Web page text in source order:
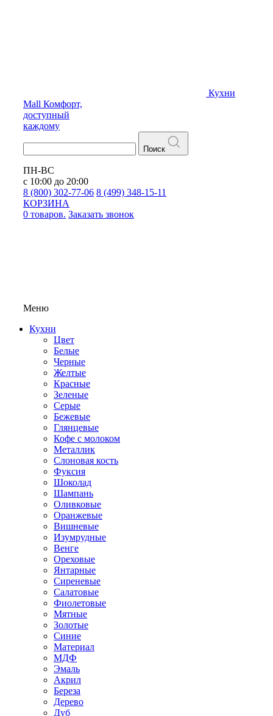
Кухни
Mall Комфорт,
доступный
каждому
Поиск
ПН-ВС
с 10:00 до 20:00
8 (800) 302-77-06 8 (499) 348-15-11
КОРЗИНА
0 товаров. Заказать звонок
Меню
Кухни
Цвет
Белые
Черные
Желтые
Красные
Зеленые
Серые
Бежевые
Глянцевые
Кофе с молоком
Металлик
Слоновая кость
Фуксия
Шоколад
Шампань
Оливковые
Оранжевые
Вишневые
Изумрудные
Венге
Ореховые
Янтарные
Сиреневые
Салатовые
Фиолетовые
Мятные
Золотые
Синие
Материал
МДФ
Эмаль
Акрил
Береза
Дерево
Дуб